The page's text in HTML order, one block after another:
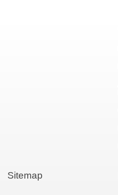
Sitemap